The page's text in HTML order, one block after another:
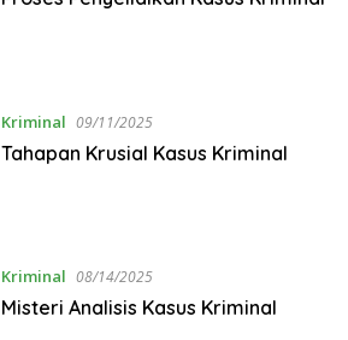
Kriminal 09/11/2025
Tahapan Krusial Kasus Kriminal
Kriminal 08/14/2025
Misteri Analisis Kasus Kriminal